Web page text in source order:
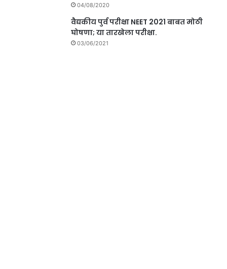
04/08/2020
वैद्यकीय पुर्व परीक्षा NEET 2021 बाबत मोठी
घोषणा; या तारखेला परीक्षा.
03/06/2021